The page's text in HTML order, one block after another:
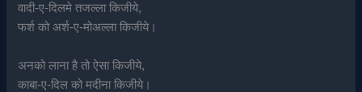
वादी-ए-दिलमे तजल्ला किजीये,
फर्श को अर्श-ए-मोअल्ला किजीये।
अनको लाना है तो ऐसा किजीये,
काबा-ए-दिल को मदीना किजीये।